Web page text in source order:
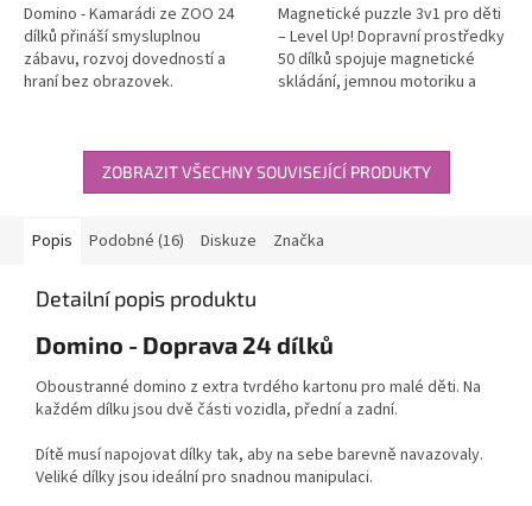
Domino - Kamarádi ze ZOO 24
dílků přináší smysluplnou
zábavu, rozvoj dovedností a
hraní bez obrazovek.
Magnetické puzzle 3v1 pro děti
– Level Up! Dopravní prostředky
50 dílků spojuje magnetické
skládání, jemnou motoriku a
ZOBRAZIT VŠECHNY SOUVISEJÍCÍ PRODUKTY
Popis Podobné (16) Diskuze Značka
Detailní popis produktu
Domino - Doprava 24 dílků
Oboustranné domino z extra tvrdého kartonu pro malé děti. Na
každém dílku jsou dvě části vozidla, přední a zadní.
Dítě musí napojovat dílky tak, aby na sebe barevně navazovaly.
Veliké dílky jsou ideální pro snadnou manipulaci.